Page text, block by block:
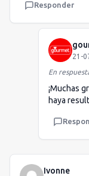
Responder
21-
En
¡Muchas
haya
Ivonne